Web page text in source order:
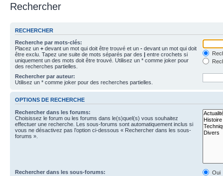
Rechercher
RECHERCHER
Recherche par mots-clés:
Placez un + devant un mot qui doit être trouvé et un - devant un mot qui doit
être exclu. Tapez une suite de mots séparés par des | entre crochets si
uniquement un des mots doit être trouvé. Utilisez un * comme joker pour
des recherches partielles.
Rechercher par auteur:
Utilisez un * comme joker pour des recherches partielles.
OPTIONS DE RECHERCHE
Rechercher dans les forums:
Choisissez le forum ou les forums dans le(s)quel(s) vous souhaitez
effectuer une recherche. Les sous-forums sont automatiquement inclus si
vous ne désactivez pas l’option ci-dessous « Rechercher dans les sous-
forums ».
Rechercher dans les sous-forums:
Oui